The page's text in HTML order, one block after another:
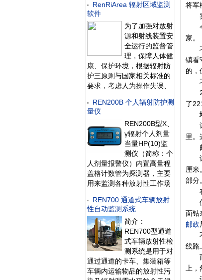
以热释光个人剂量计作为监
测手段，为放射工作人员提
供个人剂量委托监测服务，
并为企业或卫生行政部
RenRiArea 辐射区域监测
软件
为了加强对放射
源和射线装置安
全运行的监督管
理，保障人体健
康、保护环境，根据辐射防
护三原则与国家相关标准的
要求，考虑人为操作失误、
等原因可能引发的放射性危
害，有必要建设一套在线xγ
射线监测报警系统。 在线
式xγ射线监测报警系统通过
计算机远程集中监测,完成对
REN200B 个人辐射防护测
量仪
REN200B型X、
γ辐射个人剂量
当量HP(10)监
测仪（简称：个
人剂量报警仪）内置高量程
盖格计数管为探测器，主要
用来监测各种放射性工作场
射，具有较宽的测量范围。
能显示工作场所的剂量当量
率和累积剂量，更换电池
时，日期及累积数据能永久
保存。可选配
RenRiPersonal个人
REN700 通道式车辆放射
性自动监测系统
简介：
REN700型通道
式车辆放射性检
测系统是用于对
通过通道的卡车、集装箱等
车辆内运输物品的放射性污
将军
实
今
家。
刁
镇看
的，
刁
了
记
里。
邮
记
厘米
部分
在
但
面钻
邮政
不
线路
而
上